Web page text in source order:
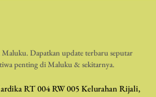
Dapatkan update terbaru seputar
penting di Maluku & sekitarnya.
RT 004 RW 005 Kelurahan Rijali,